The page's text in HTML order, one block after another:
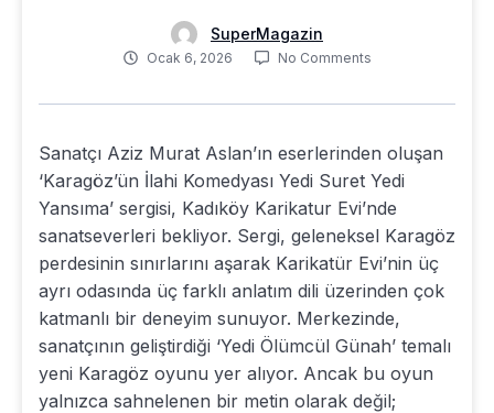
SuperMagazin
Ocak 6, 2026 No Comments
Sanatçı Aziz Murat Aslan’ın eserlerinden oluşan
‘Karagöz’ün İlahi Komedyası Yedi Suret Yedi
Yansıma’ sergisi, Kadıköy Karikatur Evi’nde
sanatseverleri bekliyor. Sergi, geleneksel Karagöz
perdesinin sınırlarını aşarak Karikatür Evi’nin üç
ayrı odasında üç farklı anlatım dili üzerinden çok
katmanlı bir deneyim sunuyor. Merkezinde,
sanatçının geliştirdiği ‘Yedi Ölümcül Günah’ temalı
yeni Karagöz oyunu yer alıyor. Ancak bu oyun
yalnızca sahnelenen bir metin olarak değil;